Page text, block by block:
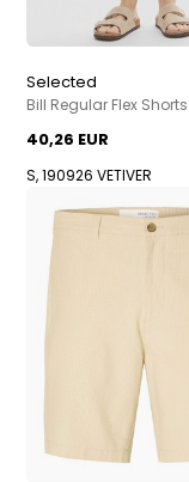
Selected
Bill Regular Flex Shorts
40,26 EUR
S, 190926 VETIVER